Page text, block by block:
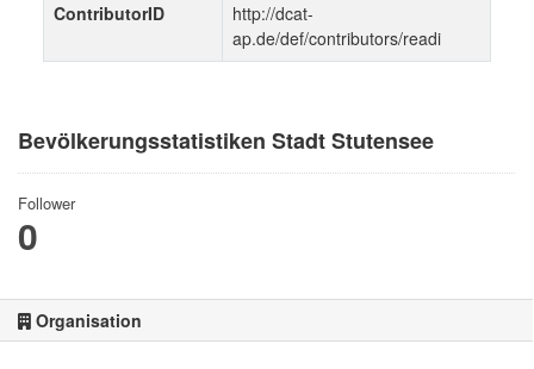
Bevölkerungsstatistiken Stadt Stutensee
Follower
0
Organisation
ContributorID
http://dcat-
ap.de/def/contributors/readi